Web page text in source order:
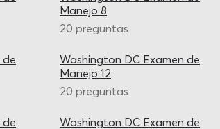
Manejo 8
20 preguntas
de
Washington DC Examen de
Manejo 12
20 preguntas
de
Washington DC Examen de